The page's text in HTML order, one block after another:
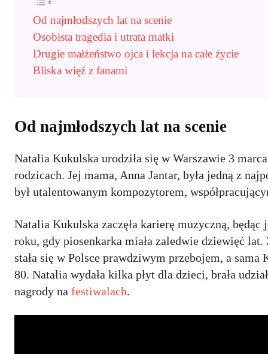
Od najmłodszych lat na scenie
Osobista tragedia i utrata matki
Drugie małżeństwo ojca i lekcja na całe życie
Bliska więź z fanami
Od najmłodszych lat na scenie
Natalia Kukulska urodziła się w Warszawie 3
rodzicach. Jej mama, Anna Jantar, była jedną z
był utalentowanym kompozytorem,
Natalia Kukulska zaczęła karierę muzyczną,
roku, gdy piosenkarka miała zaledwie dziewięć
stała się w Polsce prawdziwym przebojem, a
80. Natalia wydała kilka płyt dla dzieci, brała
nagrody na festiwalach.